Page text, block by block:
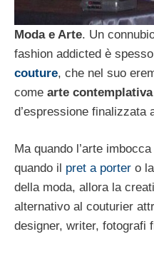
Moda e Arte. Un
fashion addicted è
couture, che nel suo
come arte contemplativa
d’espressione finalizzata
Ma quando l’arte
quando il pret a porter o
della moda, allora la
alternativo al couturier
designer, writer, fotografi